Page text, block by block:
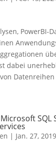
PowerBI-
dabei
SQL
| Jan. 27, 2019